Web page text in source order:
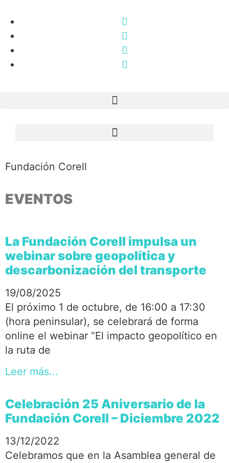
Fundación Corell
EVENTOS
La Fundación Corell impulsa un
webinar sobre geopolítica y
descarbonización del transporte
19/08/2025
El próximo 1 de octubre, de 16:00 a 17:30
(hora peninsular), se celebrará de forma
online el webinar “El impacto geopolítico en
la ruta de
Leer más...
Celebración 25 Aniversario de la
Fundación Corell – Diciembre 2022
13/12/2022
Celebramos que en la Asamblea general de